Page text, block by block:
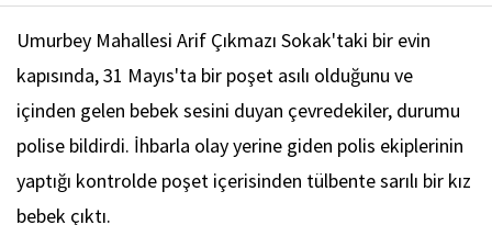
Umurbey Mahallesi Arif Çıkmazı Sokak'taki bir evin
kapısında, 31 Mayıs'ta bir poşet asılı olduğunu ve
içinden gelen bebek sesini duyan çevredekiler, durumu
polise bildirdi. İhbarla olay yerine giden polis ekiplerinin
yaptığı kontrolde poşet içerisinden tülbente sarılı bir kız
bebek çıktı.